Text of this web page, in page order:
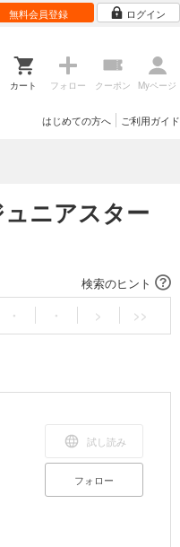
無料会員登録 ログイン
カート フォロー クーポン Myページ
ご利用ガイド
はじめての方へ
ニアスター
検索のヒント
・ ・ > >>
試し読み
フォロー